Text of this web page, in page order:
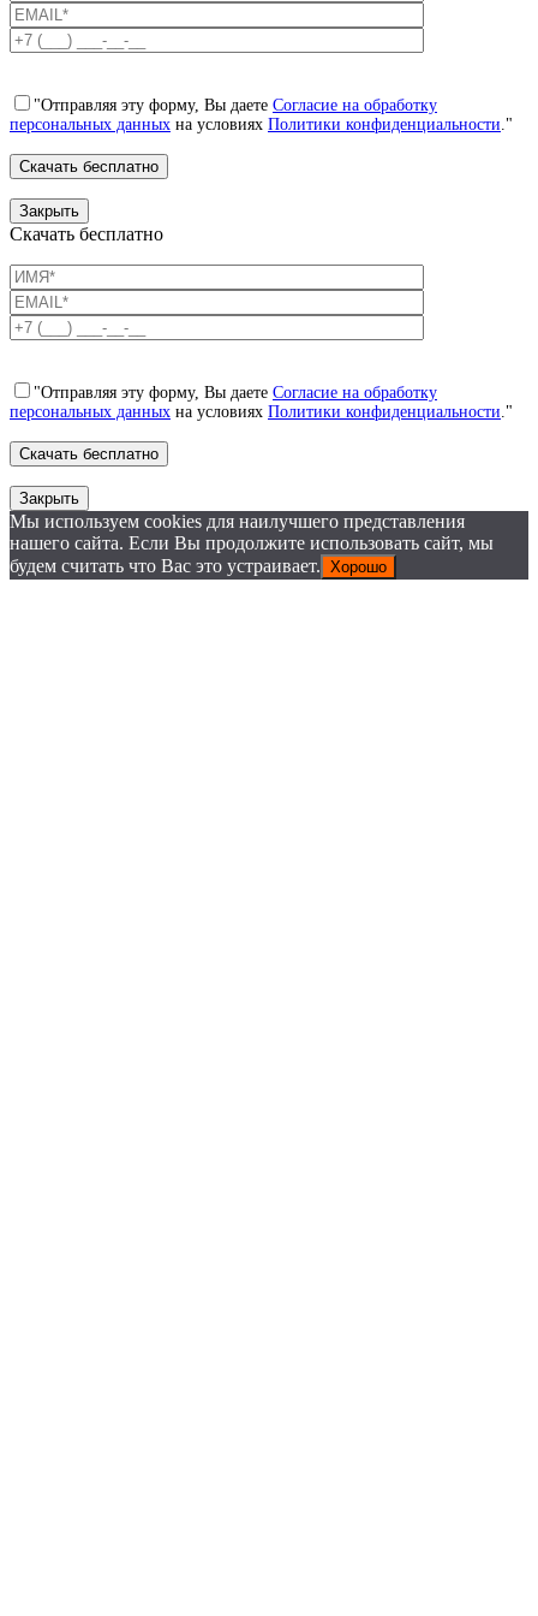
"Отправляя эту форму, Вы даете Согласие на обработку
персональных данных на условиях Политики конфиденциальности ."
Закрыть
Скачать бесплатно
"Отправляя эту форму, Вы даете Согласие на обработку
персональных данных на условиях Политики конфиденциальности ."
Закрыть
Мы используем cookies для наилучшего представления
нашего сайта. Если Вы продолжите использовать сайт, мы
будем считать что Вас это устраивает. Хорошо